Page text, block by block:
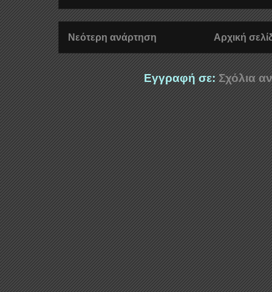
Νεότερη ανάρτηση Αρχική
Εγγραφή σε:Σχόλια